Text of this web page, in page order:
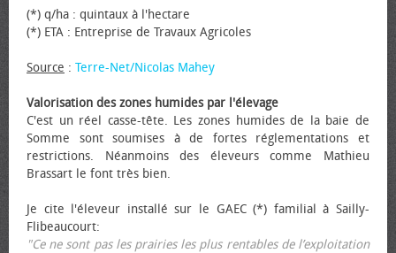
(*) q/ha : quintaux à l'hectare
(*) ETA : Entreprise de Travaux Agricoles
Source : Terre-Net/Nicolas Mahey
Valorisation des zones humides par l'élevage
C'est un réel casse-tête. Les zones humides de la baie de
Somme sont soumises à de fortes réglementations et
restrictions. Néanmoins des éleveurs comme Mathieu
Brassart le font très bien.
Je cite l'éleveur installé sur le GAEC (*) familial à Sailly-
Flibeaucourt:
"Ce ne sont pas les prairies les plus rentables de l’exploitation